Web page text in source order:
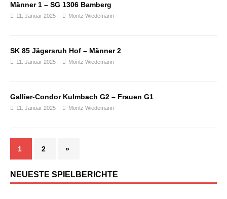
Männer 1 – SG 1306 Bamberg
11. Januar 2025 Moritz Wiedemann
SK 85 Jägersruh Hof – Männer 2
11. Januar 2025 Moritz Wiedemann
Gallier-Condor Kulmbach G2 – Frauen G1
11. Januar 2025 Moritz Wiedemann
1 2 »
NEUESTE SPIELBERICHTE